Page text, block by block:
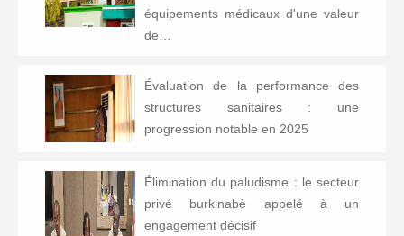
équipements médicaux d'une valeur
de…
Évaluation de la performance des
structures sanitaires : une
progression notable en 2025
Élimination du paludisme : le secteur
privé burkinabè appelé à un
engagement décisif